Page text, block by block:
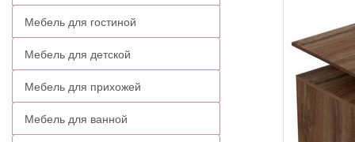
Мебель для гостиной
Мебель для детской
Мебель для прихожей
Мебель для ванной